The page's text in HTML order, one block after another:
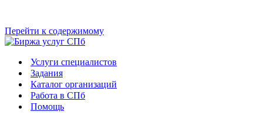
Перейти к содержимому
Услуги специалистов
Задания
Каталог организаций
Работа в СПб
Помощь